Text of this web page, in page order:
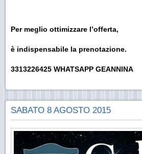
Per meglio ottimizzare l’offerta,
è indispensabile la prenotazione.
3313226425 WHATSAPP GEANNINA
SABATO 8 AGOSTO 2015